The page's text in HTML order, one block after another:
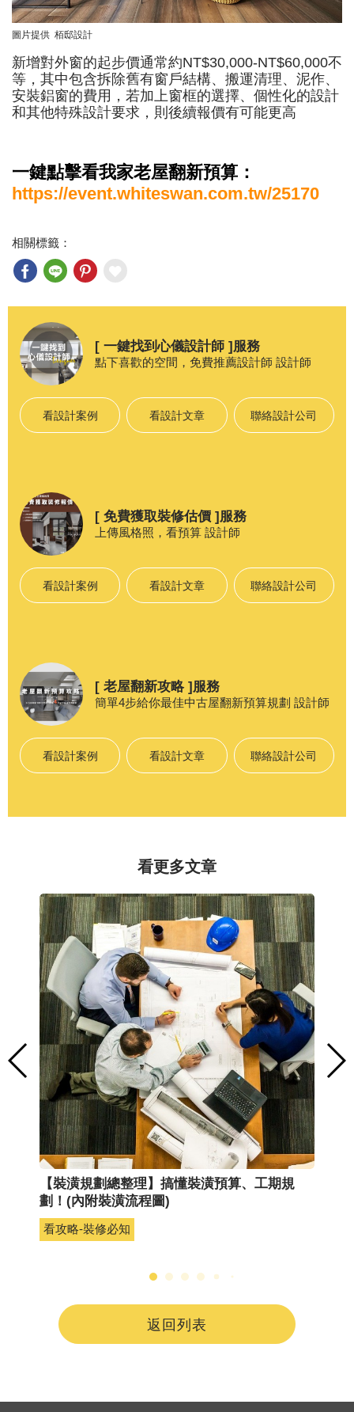
圖片提供 栢邸設計
新增對外窗的起步價通常約NT$30,000-NT$60,000不
等，其中包含拆除舊有窗戶結構、搬運清理、泥作、
安裝鋁窗的費用，若加上窗框的選擇、個性化的設計
和其他特殊設計要求，則後續報價有可能更高
一鍵點擊看我家老屋翻新預算：
https://event.whiteswan.com.tw/25170
相關標籤：
[ 一鍵找到心儀設計師 ]服務
點下喜歡的空間，免費推薦設計師 設計師
看設計案例 看設計文章 聯絡設計公司
[ 免費獲取裝修估價 ]服務
上傳風格照，看預算 設計師
看設計案例 看設計文章 聯絡設計公司
[ 老屋翻新攻略 ]服務
簡單4步給你最佳中古屋翻新預算規劃 設計師
看設計案例 看設計文章 聯絡設計公司
看更多文章
【裝潢規劃總整理】搞懂裝潢預算、工期規
劃！(內附裝潢流程圖)
看攻略-裝修必知
返回列表